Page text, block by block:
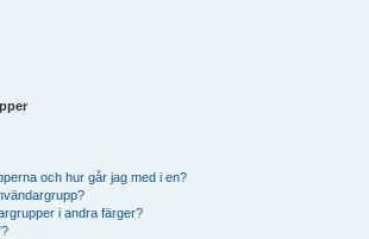
och hur går jag med i en?
i andra färger?